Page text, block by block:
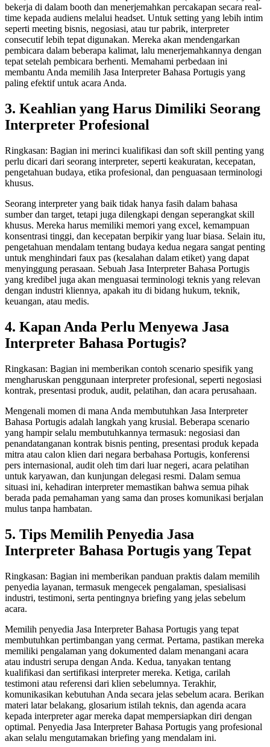
bekerja di dalam booth dan menerjemahkan percakapan secara real-
time kepada audiens melalui headset. Untuk setting yang lebih intim
seperti meeting bisnis, negosiasi, atau tur pabrik, interpreter
consecutif lebih tepat digunakan. Mereka akan mendengarkan
pembicara dalam beberapa kalimat, lalu menerjemahkannya dengan
tepat setelah pembicara berhenti. Memahami perbedaan ini
membantu Anda memilih Jasa Interpreter Bahasa Portugis yang
paling efektif untuk acara Anda.
3. Keahlian yang Harus Dimiliki Seorang
Interpreter Profesional
Ringkasan: Bagian ini merinci kualifikasi dan soft skill penting yang
perlu dicari dari seorang interpreter, seperti keakuratan, kecepatan,
pengetahuan budaya, etika profesional, dan penguasaan terminologi
khusus.
Seorang interpreter yang baik tidak hanya fasih dalam bahasa
sumber dan target, tetapi juga dilengkapi dengan seperangkat skill
khusus. Mereka harus memiliki memori yang excel, kemampuan
konsentrasi tinggi, dan kecepatan berpikir yang luar biasa. Selain itu,
pengetahuan mendalam tentang budaya kedua negara sangat penting
untuk menghindari faux pas (kesalahan dalam etiket) yang dapat
menyinggung perasaan. Sebuah Jasa Interpreter Bahasa Portugis
yang kredibel juga akan menguasai terminologi teknis yang relevan
dengan industri kliennya, apakah itu di bidang hukum, teknik,
keuangan, atau medis.
4. Kapan Anda Perlu Menyewa Jasa
Interpreter Bahasa Portugis?
Ringkasan: Bagian ini memberikan contoh scenario spesifik yang
mengharuskan penggunaan interpreter profesional, seperti negosiasi
kontrak, presentasi produk, audit, pelatihan, dan acara perusahaan.
Mengenali momen di mana Anda membutuhkan Jasa Interpreter
Bahasa Portugis adalah langkah yang krusial. Beberapa scenario
yang hampir selalu membutuhkannya termasuk: negosiasi dan
penandatanganan kontrak bisnis penting, presentasi produk kepada
mitra atau calon klien dari negara berbahasa Portugis, konferensi
pers internasional, audit oleh tim dari luar negeri, acara pelatihan
untuk karyawan, dan kunjungan delegasi resmi. Dalam semua
situasi ini, kehadiran interpreter memastikan bahwa semua pihak
berada pada pemahaman yang sama dan proses komunikasi berjalan
mulus tanpa hambatan.
5. Tips Memilih Penyedia Jasa
Interpreter Bahasa Portugis yang Tepat
Ringkasan: Bagian ini memberikan panduan praktis dalam memilih
penyedia layanan, termasuk mengecek pengalaman, spesialisasi
industri, testimoni, serta pentingnya briefing yang jelas sebelum
acara.
Memilih penyedia Jasa Interpreter Bahasa Portugis yang tepat
membutuhkan pertimbangan yang cermat. Pertama, pastikan mereka
memiliki pengalaman yang dokumented dalam menangani acara
atau industri serupa dengan Anda. Kedua, tanyakan tentang
kualifikasi dan sertifikasi interpreter mereka. Ketiga, carilah
testimoni atau referensi dari klien sebelumnya. Terakhir,
komunikasikan kebutuhan Anda secara jelas sebelum acara. Berikan
materi latar belakang, glosarium istilah teknis, dan agenda acara
kepada interpreter agar mereka dapat mempersiapkan diri dengan
optimal. Penyedia Jasa Interpreter Bahasa Portugis yang profesional
akan selalu mengutamakan briefing yang mendalam ini.